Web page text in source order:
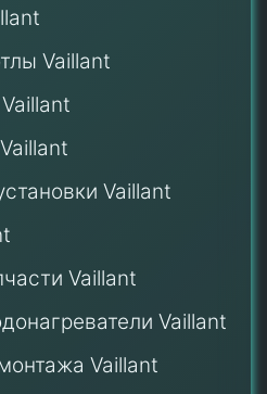
Vaillant
Vaillant
Vaillant
Vaillant
Vaillant